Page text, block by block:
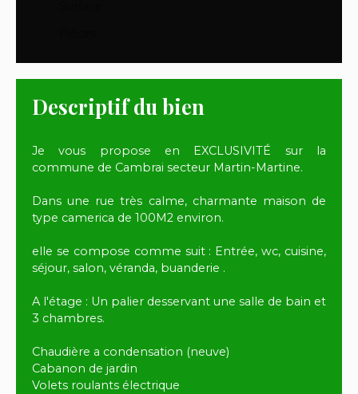
Descriptif du bien
Je vous propose en EXCLUSIVITÉ sur la
commune de Cambrai secteur Martin-Martine.
Dans une rue très calme, charmante maison de
type camerica de 100M2 environ.
elle se compose comme suit : Entrée, wc, cuisine,
séjour, salon, véranda, buanderie .
A l'étage : Un palier desservant une salle de bain et
3 chambres.
Chaudière a condensation (neuve)
Cabanon de jardin
Volets roulants électrique